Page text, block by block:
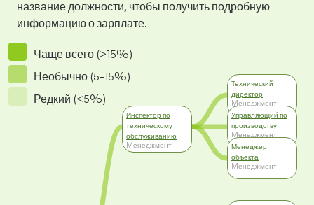
название должности, чтобы получить подробную
информацию о зарплате.
Чаще всего (>15%)
Необычно (5-15%)
Редкий (<5%)
Инспектор по
техническому
обслуживанию
Mенеджмент
Технический
директор
Mенеджмент
Управляющий по
производству
Mенеджмент
Менеджер
объекта
Mенеджмент